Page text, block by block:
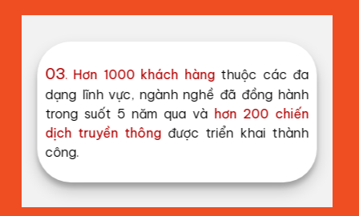
03. Hơn 1000 khách hàng thuộc các đa
dạng lĩnh vực, ngành nghề đã đồng hành
trong suốt 5 năm qua và hơn 200 chiến
dịch truyền thông được triển khai thành
công.